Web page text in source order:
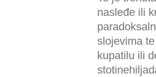
nasleđe ili
slojevima
kupatilu ili